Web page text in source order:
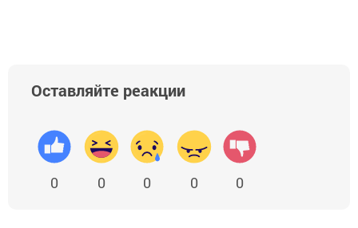
Оставляйте реакции
0 0 0 0 0